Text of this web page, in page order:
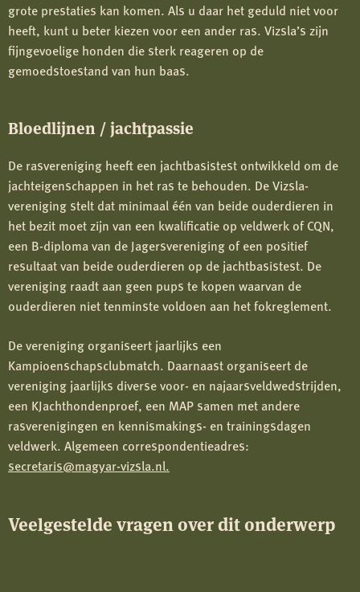
grote prestaties kan komen. Als u daar het geduld niet voor
heeft, kunt u beter kiezen voor een ander ras. Vizsla’s zijn
fijngevoelige honden die sterk reageren op de
gemoedstoestand van hun baas.
Bloedlijnen / jachtpassie
De rasvereniging heeft een jachtbasistest ontwikkeld om de
jachteigenschappen in het ras te behouden. De Vizsla-
vereniging stelt dat minimaal één van beide ouderdieren in
het bezit moet zijn van een kwalificatie op veldwerk of CQN,
een B-diploma van de Jagersvereniging of een positief
resultaat van beide ouderdieren op de jachtbasistest. De
vereniging raadt aan geen pups te kopen waarvan de
ouderdieren niet tenminste voldoen aan het fokreglement.
De vereniging organiseert jaarlijks een
Kampioenschapsclubmatch. Daarnaast organiseert de
vereniging jaarlijks diverse voor- en najaarsveldwedstrijden,
een KJachthondenproef, een MAP samen met andere
rasverenigingen en kennismakings- en trainingsdagen
veldwerk. Algemeen correspondentieadres:
secretaris@magyar-vizsla.nl.
Veelgestelde vragen over dit onderwerp